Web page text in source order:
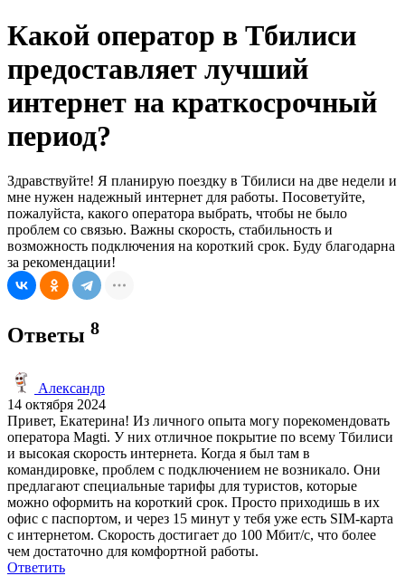
Какой оператор в Тбилиси
предоставляет лучший
интернет на краткосрочный
период?
Здравствуйте! Я планирую поездку в Тбилиси на две недели и
мне нужен надежный интернет для работы. Посоветуйте,
пожалуйста, какого оператора выбрать, чтобы не было
проблем со связью. Важны скорость, стабильность и
возможность подключения на короткий срок. Буду благодарна
за рекомендации!
Ответы 8
Александр
14 октября 2024
Привет, Екатерина! Из личного опыта могу порекомендовать
оператора Magti. У них отличное покрытие по всему Тбилиси
и высокая скорость интернета. Когда я был там в
командировке, проблем с подключением не возникало. Они
предлагают специальные тарифы для туристов, которые
можно оформить на короткий срок. Просто приходишь в их
офис с паспортом, и через 15 минут у тебя уже есть SIM-карта
с интернетом. Скорость достигает до 100 Мбит/с, что более
чем достаточно для комфортной работы.
Ответить